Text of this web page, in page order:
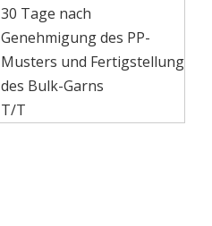
30 Tage nach
Genehmigung des PP-
Musters und Fertigstellung
des Bulk-Garns
T/T